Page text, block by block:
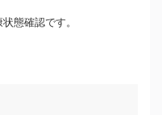
態確認です。